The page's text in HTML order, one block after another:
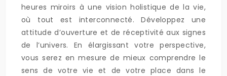
heures miroirs à une vision holistique de la vie,
où tout est interconnecté. Développez une
attitude d’ouverture et de réceptivité aux signes
de l’univers. En élargissant votre perspective,
vous serez en mesure de mieux comprendre le
sens de votre vie et de votre place dans le